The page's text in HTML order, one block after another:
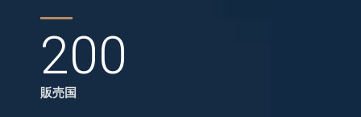
200
販売国